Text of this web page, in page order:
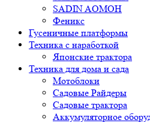
SADIN AOMOH
Феникс
Гусеничные платформы
Техника с наработкой
Японские трактора
Техника для дома и сада
Мотоблоки
Садовые Райдеры
Садовые трактора
Аккумуляторное